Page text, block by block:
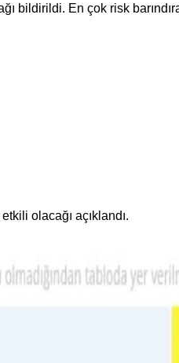
bildirildi. En çok risk
olacağı açıklandı.